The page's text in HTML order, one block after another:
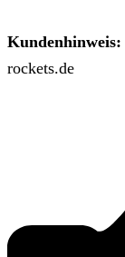
Kundenhinweis:
rockets.de